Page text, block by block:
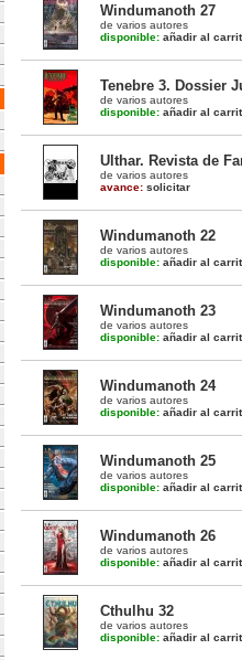
Windumanoth 27
de varios autores
disponible: añadir al
Tenebre 3. Dossier
de varios autores
disponible: añadir al
Ulthar. Revista de
de varios autores
avance: solicitar
Windumanoth 22
de varios autores
disponible: añadir al
Windumanoth 23
de varios autores
disponible: añadir al
Windumanoth 24
de varios autores
disponible: añadir al
Windumanoth 25
de varios autores
disponible: añadir al
Windumanoth 26
de varios autores
disponible: añadir al
Cthulhu 32
de varios autores
disponible: añadir al